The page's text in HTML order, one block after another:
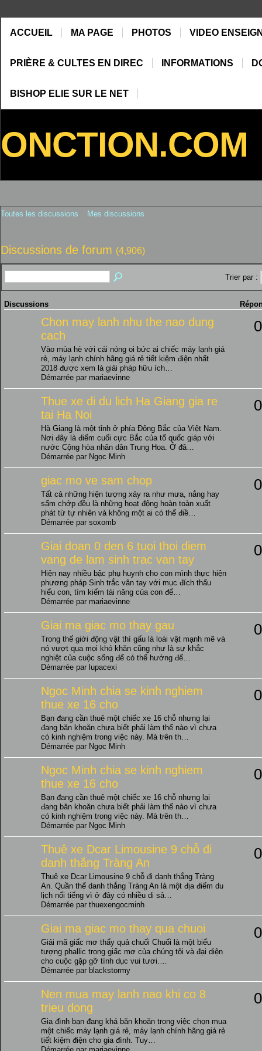
ACCUEIL MA PAGE PHOTOS VIDEO
PRIÈRE & CULTES EN DIREC INFORMATIONS
BISHOP ELIE SUR LE NET
ONCTION.COM
Toutes les discussions Mes discussions
Discussions de forum (4,906)
Trier par :
Discussions
Chon may lanh nhu the nao dung
cach
Vào mùa hè với cái nóng oi bức ai chiếc máy lạnh giá
rẻ, máy lạnh chính hãng giá rẻ tiết kiệm điện nhất
2018 được xem là giải pháp hữu ích…
Démarrée par mariaevinne
0
Thue xe di du lich Ha Giang gia re
tai Ha Noi
Hà Giang là một tỉnh ở phía Đông Bắc của Việt Nam.
Nơi đây là điểm cuối cực Bắc của tổ quốc giáp với
nước Cộng hòa nhân dân Trung Hoa. Ở đâ…
Démarrée par Ngọc Minh
0
giac mo ve sam chop
Tất cả những hiện tượng xảy ra như mưa, nắng hay
sấm chớp đều là những hoạt động hoàn toàn xuất
phát từ tự nhiên và không một ai có thể điề…
Démarrée par soxomb
0
Giai doan 0 den 6 tuoi thoi diem
vang de lam sinh trac van tay
Hiện nay nhiều bậc phụ huynh cho con mình thực hiện
phương pháp Sinh trắc vân tay với mục đích thấu
hiểu con, tìm kiếm tài năng của con để…
Démarrée par mariaevinne
0
Giai ma giac mo thay gau
Trong thế giới động vật thì gấu là loài vật mạnh mẽ và
nó vượt qua mọi khó khăn cũng như là sự khắc
nghiệt của cuộc sống để có thể hướng đế…
Démarrée par lupacexi
0
Ngoc Minh chia se kinh nghiem
thue xe 16 cho
Bạn đang cần thuê một chiếc xe 16 chỗ nhưng lại
đang băn khoăn chưa biết phải làm thế nào vì chưa
có kinh nghiệm trong việc này. Mà trên th…
Démarrée par Ngọc Minh
0
Ngoc Minh chia se kinh nghiem
thue xe 16 cho
Bạn đang cần thuê một chiếc xe 16 chỗ nhưng lại
đang băn khoăn chưa biết phải làm thế nào vì chưa
có kinh nghiệm trong việc này. Mà trên th…
Démarrée par Ngọc Minh
0
Thuê xe Dcar Limousine 9 chỗ đi
danh thắng Tràng An
Thuê xe Dcar Limousine 9 chỗ đi danh thắng Tràng
An. Quần thể danh thắng Tràng An là một địa điểm du
lịch nổi tiếng vì ở đây có nhiều di sả…
Démarrée par thuexengocminh
0
Giai ma giac mo thay qua chuoi
Giải mã giấc mơ thấy quả chuối Chuối là một biểu
tượng phallic trong giấc mơ của chúng tôi và đại diện
cho cuộc gặp gỡ tình dục vui tươi.…
Démarrée par blackstormy
0
Nen mua may lanh nao khi co 8
trieu dong
Gia đình bạn đang khá băn khoăn trong việc chọn mua
một chiếc máy lạnh giá rẻ, máy lạnh chính hãng giá rẻ
tiết kiệm điện cho gia đình. Tuy…
0